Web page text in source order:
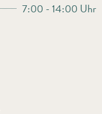
7:00 - 14:00 Uhr